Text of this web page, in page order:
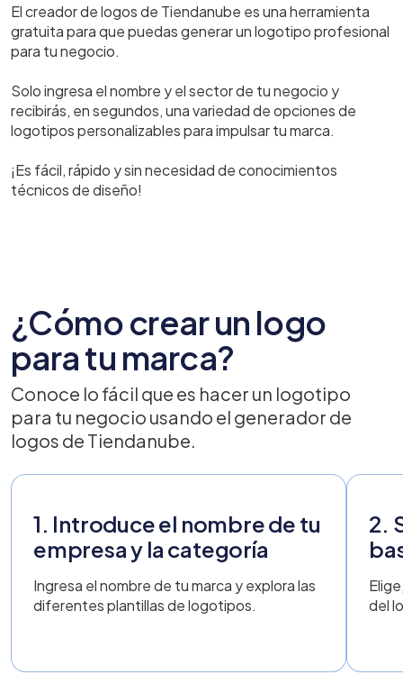
El creador de logos de Tiendanube es una herramienta
gratuita para que puedas generar un logotipo profesional
para tu negocio.
Solo ingresa el nombre y el sector de tu negocio y
recibirás, en segundos, una variedad de opciones de
logotipos personalizables para impulsar tu marca.
¡Es fácil, rápido y sin necesidad de conocimientos
técnicos de diseño!
¿Cómo crear un logo
para tu marca?
Conoce lo fácil que es hacer un logotipo
para tu negocio usando el generador de
logos de Tiendanube.
1. Introduce el nombre de tu
empresa y la categoría
Ingresa el nombre de tu marca y explora las
diferentes plantillas de logotipos.
2.
del